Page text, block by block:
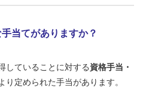
当てがありますか？
していることに対する資格手当・
り定められた手当があります。